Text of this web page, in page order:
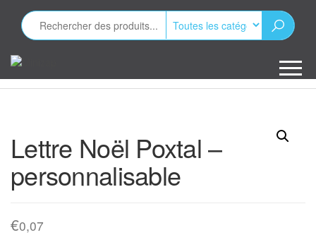
contenu
publicitaires
Lettre Noël Poxtal –
personnalisable
€0,07